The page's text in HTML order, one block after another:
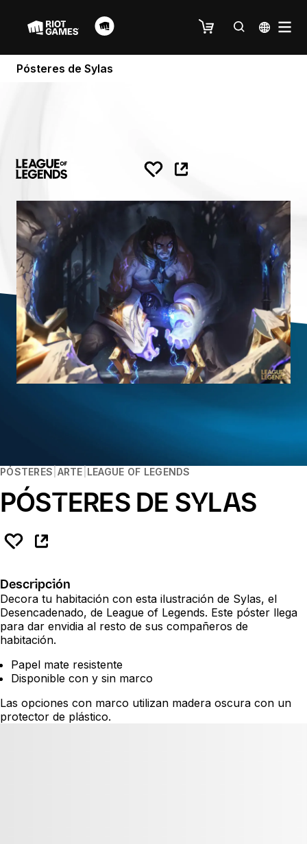
Pósteres de Sylas
PÓSTERES ARTE LEAGUE OF LEGENDS
PÓSTERES DE SYLAS
Descripción
Decora tu habitación con esta ilustración de Sylas, el
Desencadenado, de League of Legends. Este póster llega
para dar envidia al resto de sus compañeros de
habitación.
Papel mate resistente
Disponible con y sin marco
Las opciones con marco utilizan madera oscura con un
protector de plástico.